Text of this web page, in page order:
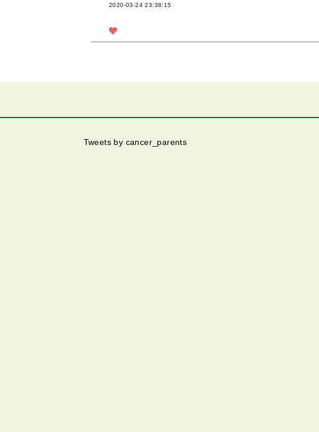
2020-03-24 23:38:15
Tweets by cancer_parents